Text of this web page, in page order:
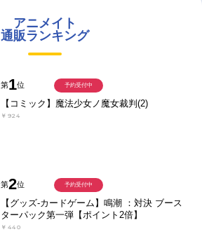
アニメイト
通販ランキング
第1位
【コミック】魔法少女ノ魔女裁判(2)
￥924
予約受付中
第2位
【グッズ-カードゲーム】鳴潮 ：対決 ブース
ターパック第一弾【ポイント2倍】
￥440
予約受付中